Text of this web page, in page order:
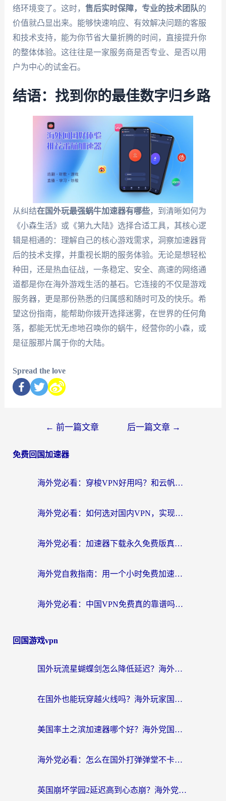
络环境变了。这时， 售后实时保障，专业的技术团队的
价值就凸显出来。能够快速响应、有效解决问题的客服
和技术支持，能为你节省大量折腾的时间，直接提升你
的整体体验。这往往是一家服务商是否专业、是否以用
户为中心的试金石。
结语：找到你的最佳数字归乡路
从纠结在国外玩最强蜗牛加速器有哪些，到清晰如何为
《小森生活》或《第九大陆》选择合适工具，其核心逻
辑是相通的：理解自己的核心游戏需求，洞察加速器背
后的技术支撑，并重视长期的服务体验。无论是想轻松
种田，还是热血征战，一条稳定、安全、高速的网络通
道都是你在海外游戏生活的基石。它连接的不仅是游戏
服务器，更是那份熟悉的归属感和随时可及的快乐。希
望这份指南，能帮助你拨开选择迷雾，在世界的任何角
落，都能无忧无虑地召唤你的蜗牛，经营你的小森，或
是征服那片属于你的大陆。
Spread the love
← 前一篇文章 后一篇文章 →
免费回国加速器
海外党必看：穿梭VPN好用吗？和云帆VPN对比哪个回国效果更好？附真实测评+避坑指南
海外党必看：如何选对国内VPN，实现无缝访问国内资源？
海外党必看：加速器下载永久免费版真的存在吗？教你无缝访问国内资源的正确姿势
海外党自救指南：用一个小时免费加速器，轻松打破国内资源访问壁垒？
海外党必看：中国VPN免费真的靠谱吗？手把手教你选对回国加速器
回国游戏vpn
国外玩流星蝴蝶剑怎么降低延迟？海外党必看的加速秘籍（含欧洲鸣潮&彩虹岛优化攻略）
在国外也能玩穿越火线吗？海外玩家国服游戏畅玩终极指南
美国率土之滨加速器哪个好？海外党国服游戏畅玩终极指南（附多游戏解决方案）
海外党必看：怎么在国外打弹弹堂不卡？番茄加速器亲测指南
英国崩坏学园2延迟高到心态崩？海外党国服游戏加速终极指南